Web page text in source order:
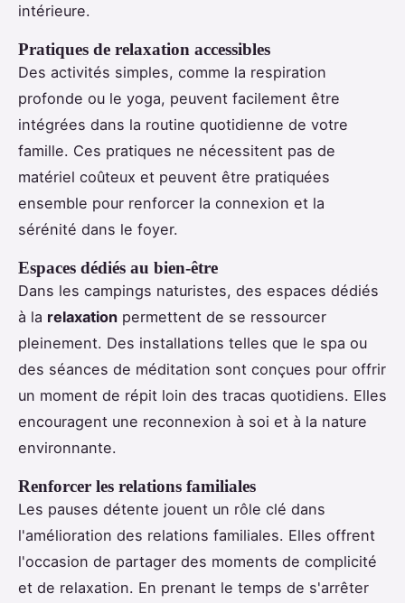
intérieure.
Pratiques de relaxation accessibles
Des activités simples, comme la respiration
profonde ou le yoga, peuvent facilement être
intégrées dans la routine quotidienne de votre
famille. Ces pratiques ne nécessitent pas de
matériel coûteux et peuvent être pratiquées
ensemble pour renforcer la connexion et la
sérénité dans le foyer.
Espaces dédiés au bien-être
Dans les campings naturistes, des espaces dédiés
à la relaxation permettent de se ressourcer
pleinement. Des installations telles que le spa ou
des séances de méditation sont conçues pour offrir
un moment de répit loin des tracas quotidiens. Elles
encouragent une reconnexion à soi et à la nature
environnante.
Renforcer les relations familiales
Les pauses détente jouent un rôle clé dans
l'amélioration des relations familiales. Elles offrent
l'occasion de partager des moments de complicité
et de relaxation. En prenant le temps de s'arrêter